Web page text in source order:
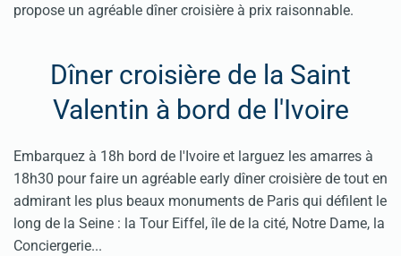
propose un agréable dîner croisière à prix raisonnable.
Dîner croisière de la Saint
Valentin à bord de l'Ivoire
Embarquez à 18h bord de l'Ivoire et larguez les amarres à
18h30 pour faire un agréable early dîner croisière de tout en
admirant les plus beaux monuments de Paris qui défilent le
long de la Seine : la Tour Eiffel, île de la cité, Notre Dame, la
Conciergerie...